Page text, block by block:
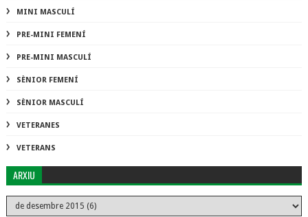
MINI MASCULÍ
PRE-MINI FEMENÍ
PRE-MINI MASCULÍ
SÈNIOR FEMENÍ
SÈNIOR MASCULÍ
VETERANES
VETERANS
ARXIU